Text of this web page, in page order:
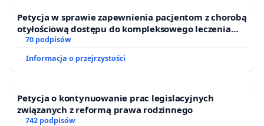
Petycja w sprawie zapewnienia pacjentom z chorobą
otyłościową dostępu do kompleksowego leczenia
oraz programów profilaktycznych.
70 podpisów
Informacja o przejrzystości
Petycja o kontynuowanie prac legislacyjnych
związanych z reformą prawa rodzinnego
742 podpisów